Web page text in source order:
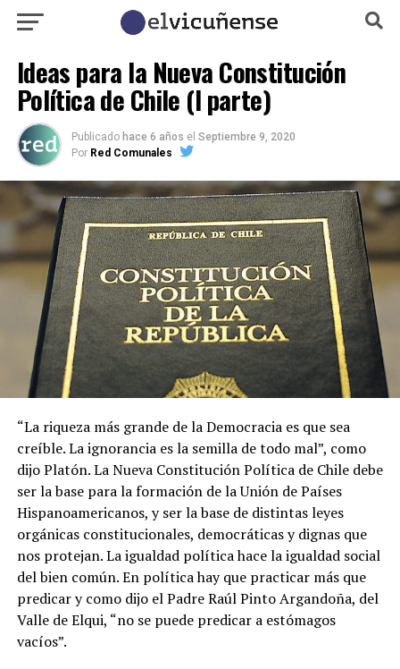
Ideas para la Nueva Constitución
Política de Chile (I parte)
Publicado hace 6 años el Septiembre 9, 2020
Por Red Comunales
“La riqueza más grande de la Democracia es que sea
creíble. La ignorancia es la semilla de todo mal”, como
dijo Platón. La Nueva Constitución Política de Chile debe
ser la base para la formación de la Unión de Países
Hispanoamericanos, y ser la base de distintas leyes
orgánicas constitucionales, democráticas y dignas que
nos protejan. La igualdad política hace la igualdad social
del bien común. En política hay que practicar más que
predicar y como dijo el Padre Raúl Pinto Argandoña, del
Valle de Elqui, “no se puede predicar a estómagos
vacíos”.